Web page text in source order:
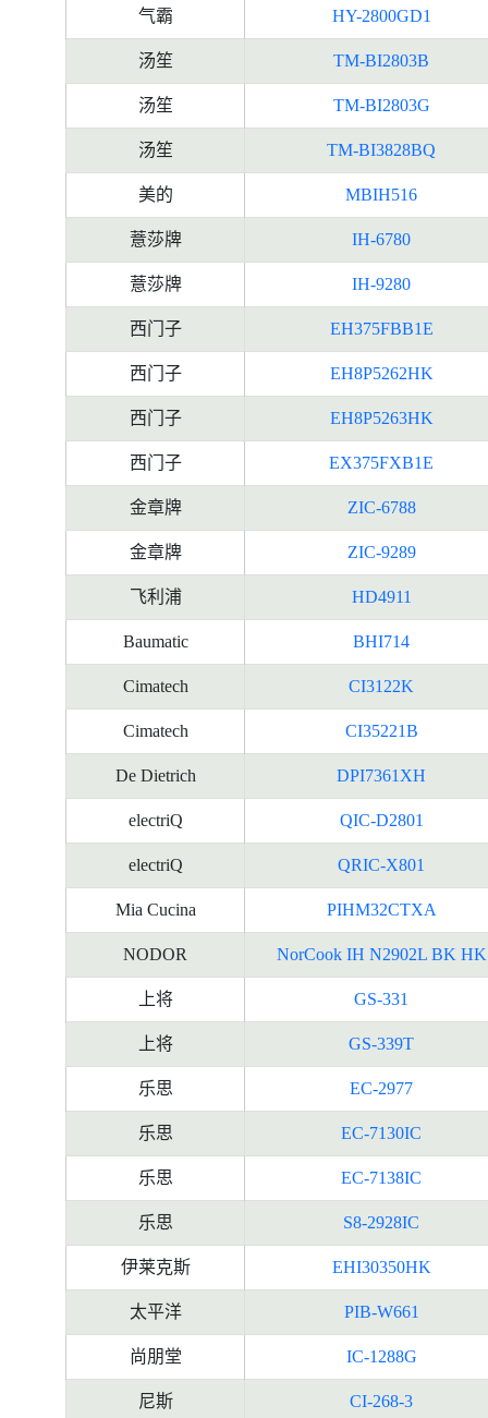
气霸 HY-2800GD1
汤笙 TM-BI2803B
汤笙 TM-BI2803G
汤笙 TM-BI3828BQ
美的 MBIH516
薏莎牌 IH-6780
薏莎牌 IH-9280
西门子 EH375FBB1E
西门子 EH8P5262HK
西门子 EH8P5263HK
西门子 EX375FXB1E
金章牌 ZIC-6788
金章牌 ZIC-9289
飞利浦 HD4911
Baumatic BHI714
Cimatech CI3122K
Cimatech CI35221B
De Dietrich DPI7361XH
electriQ QIC-D2801
electriQ QRIC-X801
Mia Cucina PIHM32CTXA
NODOR NorCook IH N2902L BK HK
上将 GS-331
上将 GS-339T
乐思 EC-2977
乐思 EC-7130IC
乐思 EC-7138IC
乐思 S8-2928IC
伊莱克斯 EHI30350HK
太平洋 PIB-W661
尚朋堂 IC-1288G
尼斯 CI-268-3